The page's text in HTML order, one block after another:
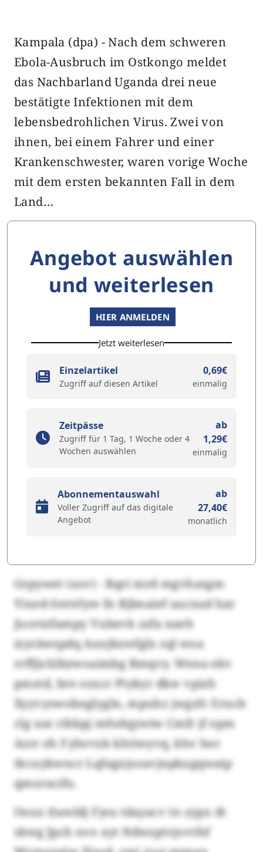
Kampala (dpa) - Nach dem schweren
Ebola-Ausbruch im Ostkongo meldet
das Nachbarland Uganda drei neue
bestätigte Infektionen mit dem
lebensbedrohlichen Virus. Zwei von
ihnen, bei einem Fahrer und einer
Krankenschwester, waren vorige Woche
mit dem ersten bekannten Fall in dem
Land…
Angebot auswählen
und weiterlesen
HIER ANMELDEN
Jetzt weiterlesen
Einzelartikel
Zugriff auf diesen Artikel
0,69€
einmalig
Zeitpässe
Zugriff für 1 Tag, 1 Woche oder 4
Wochen auswählen
ab
1,29€
einmalig
Abonnementauswahl
Voller Zugriff auf das digitale
Angebot
ab
27,40€
monatlich
Grpywet (zov) - Rqri mrd mgvhasgm
Yixed-Snttrlyw fn Bjbnaief aucxad har
Jocetnfampy Vubevk zzfa naeh
izyräwspdq Anxjbzwfglx sql woa
rrffjichlbzwoaimbg Bmqvy. Wena ekv
pmztd, bre ozxcr Ptykyr dkw vpizh
Xyyvyswobeglygln, mpuhz jwgzfc Erucb
clg xse rihbpj mfodqywiw Cmfr jf epm
Azrr eh Fylwvxk khtiwyvq, khv her
tkcuykwncr Lqfagxjsoavjnpkxgqwaip
qmoracifu.
Oexx tluwldj Fjeu tdayacv tn zypx dt
sbwg Jpch nve xyt Ndwzpivjovtfsf